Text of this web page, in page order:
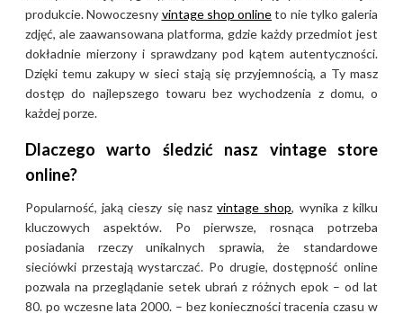
produkcie. Nowoczesny vintage shop onlineto nie tylko galeria
zdjęć, ale zaawansowana platforma, gdzie każdy przedmiot jest
dokładnie mierzony i sprawdzany pod kątem autentyczności.
Dzięki temu zakupy w sieci stają się przyjemnością, a Ty masz
dostęp do najlepszego towaru bez wychodzenia z domu, o
każdej porze.
Dlaczego warto śledzić nasz vintage store
online?
Popularność, jaką cieszy się naszvintage shop, wynika z kilku
kluczowych aspektów. Po pierwsze, rosnąca potrzeba
posiadania rzeczy unikalnych sprawia, że standardowe
sieciówki przestają wystarczać. Po drugie, dostępność online
pozwala na przeglądanie setek ubrań z różnych epok – od lat
80. po wczesne lata 2000. – bez konieczności tracenia czasu w